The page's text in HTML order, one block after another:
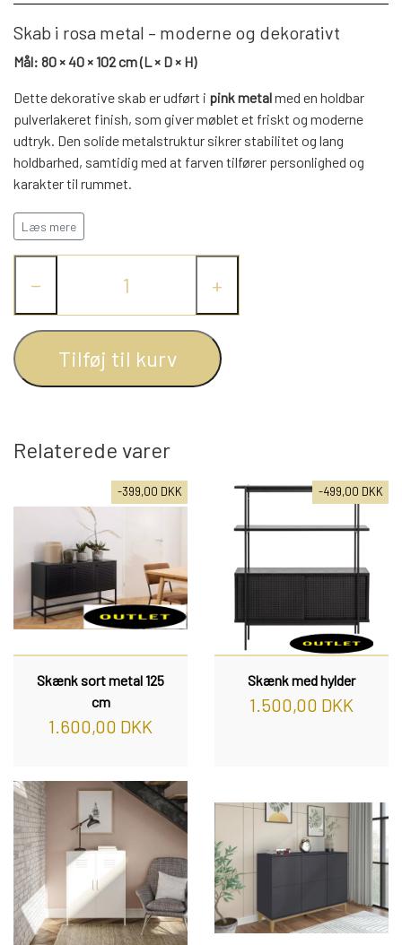
DAYBED/CHAISELONG
ENTRE
BELYSNING
REOL EDGE
REOL MISTRAL
REOL SIGN
REOLER/OPBEVARING
BOGREOLER 40 CM DYBDE
REOLSÆT
VÆGPANELER
SPEJLE
BELYSNING
SPEJLE
BELYSNING
VÆGPANELER
SPEJLE
VÆGPANELER
SPEJLE
SPEJLE
PARKERING
AFHENTNING
MONTERING & LEVERING
Skab i rosa metal – moderne og dekorativt
Mål: 80 × 40 × 102 cm (L × D × H)
Dette dekorative skab er udført i pink metalmed en holdbar
pulverlakeret finish, som giver møblet et friskt og moderne
udtryk. Den solide metalstruktur sikrer stabilitet og lang
holdbarhed, samtidig med at farven tilfører personlighed og
karakter til rummet.
Skabet er udstyret med
opbevaringsplads til bøger, småting eller dekorative
genstande. Den kompakte størrelse gør det velegnet til stue,
entré eller kontor, hvor både funktionalitet og farverig design
Et stilfuldt og funktionelt skab, der tilfører et moderne og
levende touch til hjemmet.
Læs mere
− +
Tilføj til kurv
Relaterede varer
-399,00 DKK
Skænk sort metal 125
cm
1.600,00 DKK
-499,00 DKK
Skænk med hylder
1.500,00 DKK